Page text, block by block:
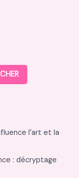
l’art et la
: décryptage